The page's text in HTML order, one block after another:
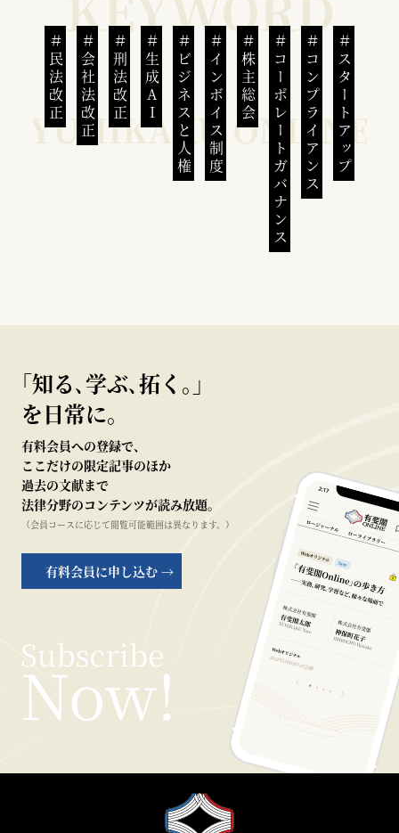
民法改正 会社法改正 刑法改正 生成AI ビジネスと人権インボイス制度 株主総会 コーポレートガバナンスコンプライアンススタートアップ
｢知る､学ぶ､拓く｡｣
を日常に。
有料会員への登録で、
ここだけの限定記事のほか
過去の文献まで
法律分野のコンテンツが読み放題。
（会員コースに応じて閲覧可能範囲は異なります。）
有料会員に申し込む →